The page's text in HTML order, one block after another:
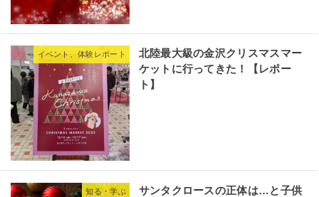
イベント、体験レポート
北陸最大級の金沢クリスマスマー
ケットに行ってきた！【レポー
ト】
知る・学ぶ
サンタクロースの正体は…と子供